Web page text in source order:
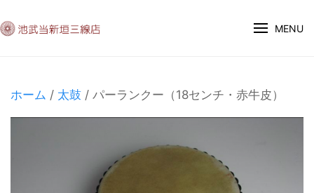
MENU
ホーム / 太鼓 / パーランクー（18センチ・赤牛皮）